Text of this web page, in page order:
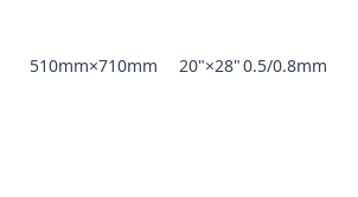
510mm×710mm 20"×28"0.5/0.8mm